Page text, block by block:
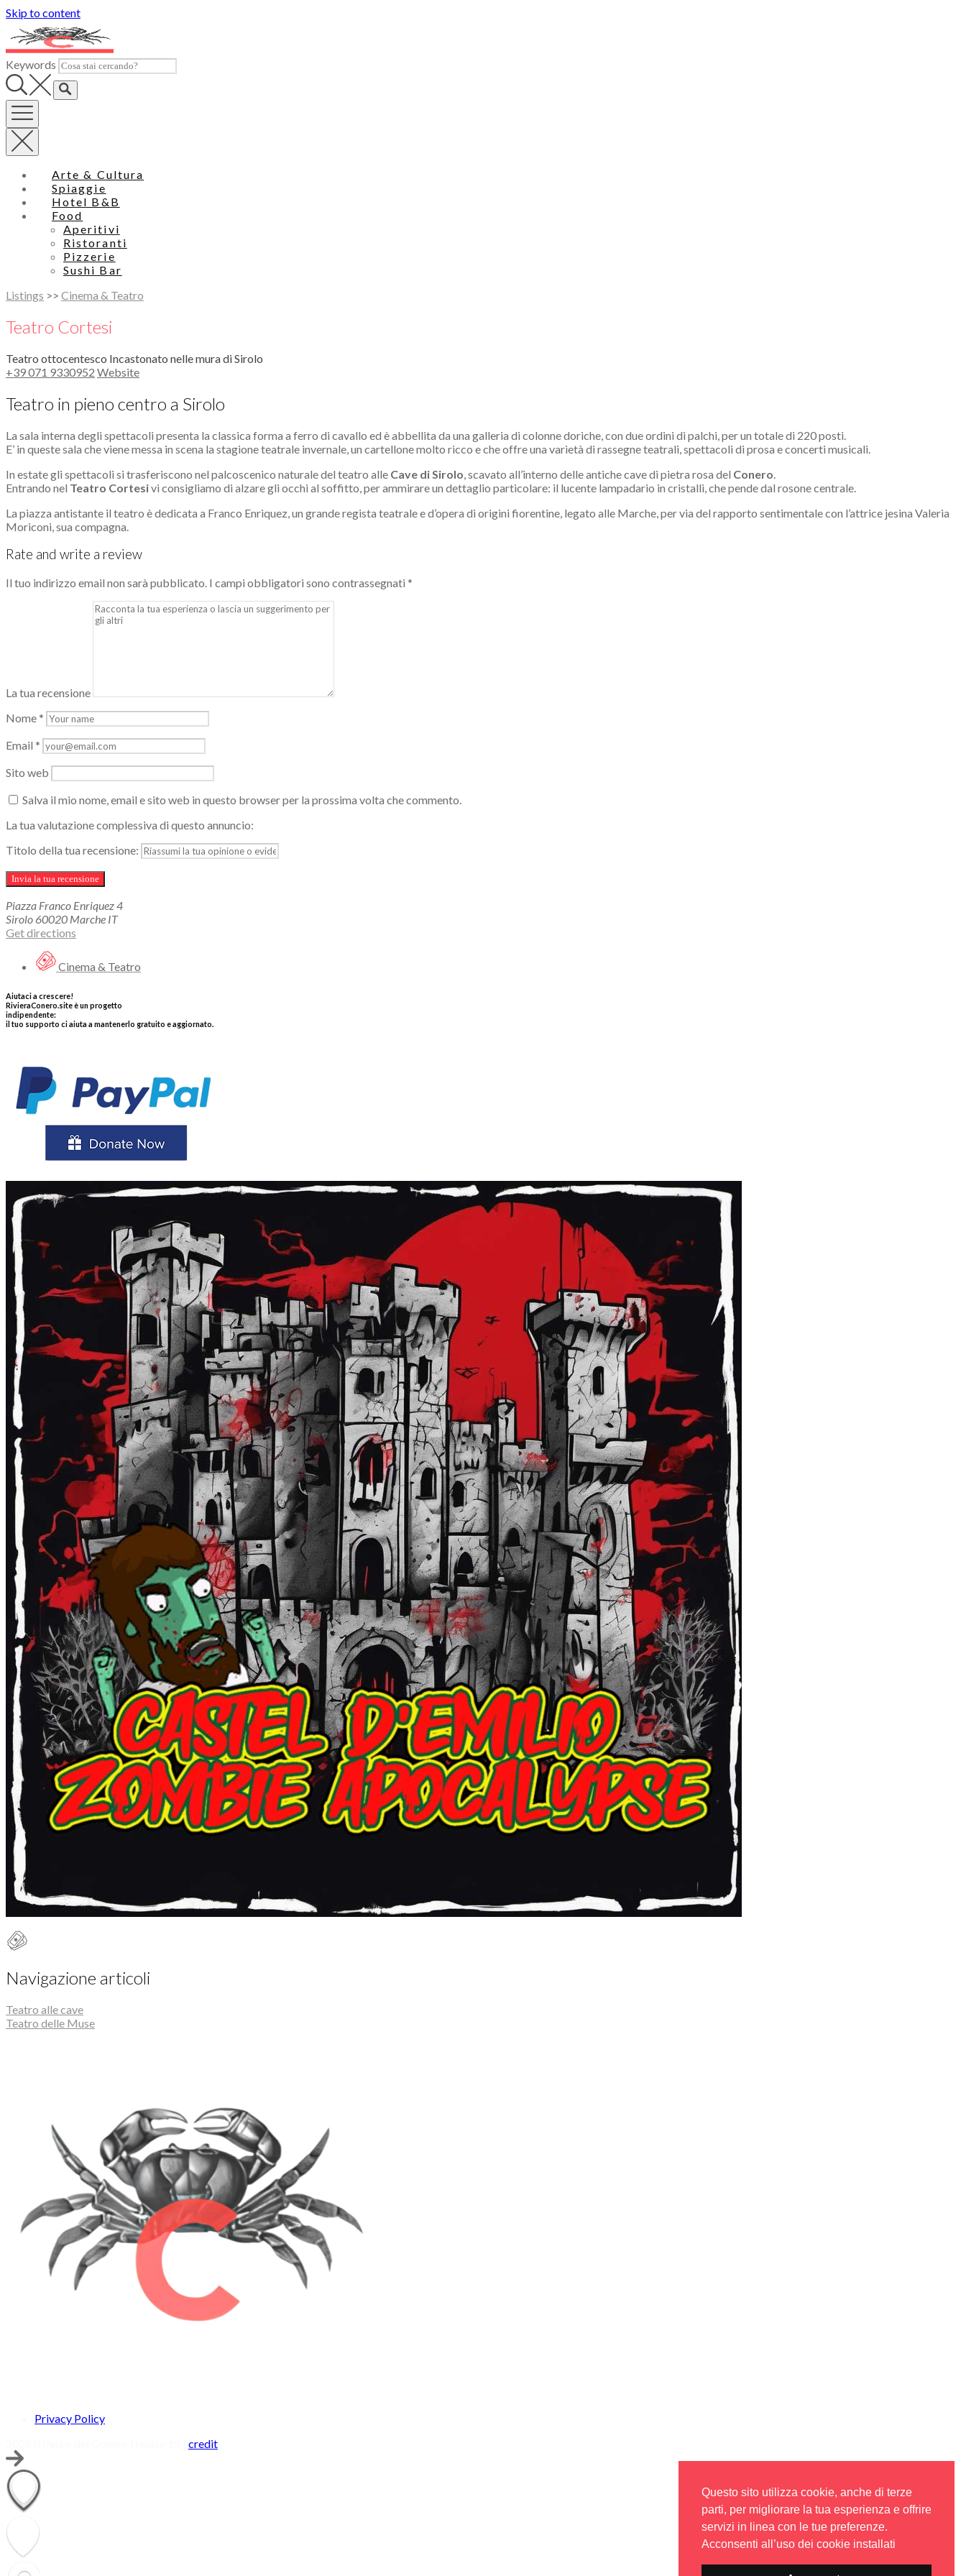
Questo sito utilizza cookie, anche di terze
parti, per migliorare la tua esperienza e offrire
servizi in linea con le tue preferenze.
Acconsenti all’uso dei cookie installati
Skip to content
Keywords
Arte & Cultura
Spiaggie
Hotel B&B
Food
Aperitivi
Ristoranti
Pizzerie
Sushi Bar
Listings >> Cinema & Teatro
Teatro Cortesi
Teatro ottocentesco Incastonato nelle mura di Sirolo
+39 071 9330952 Website
Teatro in pieno centro a Sirolo
La sala interna degli spettacoli presenta la classica forma a ferro di cavallo ed è abbellita da una galleria di colonne doriche, con due ordini di palchi, per un totale di 220 posti.
E’ in queste sala che viene messa in scena la stagione teatrale invernale, un cartellone molto ricco e che offre una varietà di rassegne teatrali, spettacoli di prosa e concerti musicali.
In estate gli spettacoli si trasferiscono nel palcoscenico naturale del teatro alle Cave di Sirolo , scavato all’interno delle antiche cave di pietra rosa del Conero
Entrando nel Teatro Cortesivi consigliamo di alzare gli occhi al soffitto, per ammirare un dettaglio particolare: il lucente lampadario in cristalli, che pende dal rosone centrale.
La piazza antistante il teatro è dedicata a Franco Enriquez, un grande regista teatrale e d’opera di origini fiorentine, legato alle Marche, per via del rapporto sentimentale con l’attrice jesina Valeria
Moriconi, sua compagna.
Rate and write a review
Il tuo indirizzo email non sarà pubblicato. I campi obbligatori sono contrassegnati *
La tua recensione
Nome*
Email *
Sito web
Salva il mio nome, email e sito web in questo browser per la prossima volta che commento.
La tua valutazione complessiva di questo annuncio:
Titolo della tua recensione:
Piazza Franco Enriquez4
Sirolo 60020 Marche IT
Get directions
Cinema & Teatro
Aiutaci a crescere!
RivieraConero.site è un progetto
indipendente:
il tuo supporto ci aiuta a mantenerlo gratuito e aggiornato.
Navigazione articoli
Teatro alle cave
Teatro delle Muse
Privacy Policy
credit